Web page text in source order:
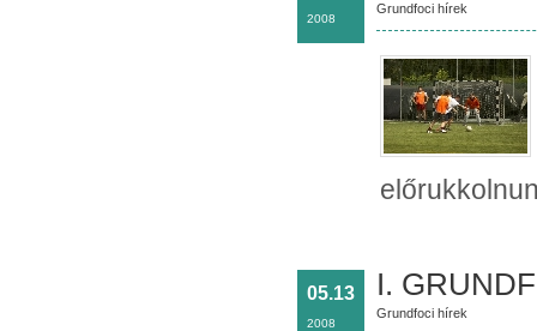
2008
Grundfoci hírek
05.13
2008
I.
Grundfoci hírek